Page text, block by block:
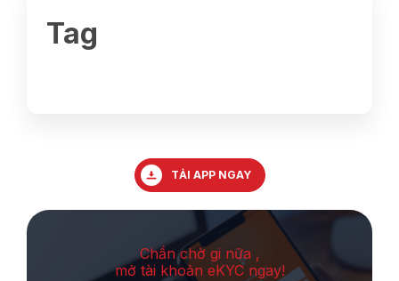
Tag
TẢI APP NGAY
Chần chờ gi nữa ,
mở tài khoản eKYC ngay!